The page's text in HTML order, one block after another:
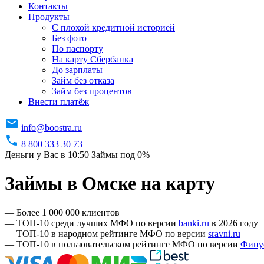
Контакты
Продукты
C плохой кредитной историей
Без фото
По паспорту
На карту Сбербанка
До зарплаты
Займ без отказа
Займ без процентов
Внести платёж
info@boostra.ru
8 800 333 30 73
Деньги у Вас в 10:50 Займы под 0%
Займы в Омске на карту
— Более 1 000 000 клиентов
— ТОП-10 среди лучших МФО по версии banki.ru в 2026 году
— ТОП-10 в народном рейтинге МФО по версии sravni.ru
— ТОП-10 в пользовательском рейтинге МФО по версии